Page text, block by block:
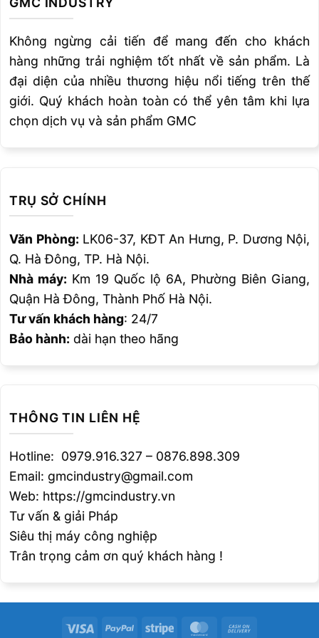
ý khi chọn máy hàn, nếu các bạn có vấn đề
cần tư vấn liên quan đến máy hàn,quý khách
vui lòng liên hệ với số hotline để được tư vấn.
+ Xem thêm: Robot hàn ống, hàn mặt bích, hàn
cửa van chuyên dụng|Cách lắp đặt máy hàn
que dễ dàng nhất
|
Đánh giá bài viết này
5/ 5 sao (15lượt đánh giá)
Không ngừng cải tiến để mang đến cho khách
hàng những trải nghiệm tốt nhất về sản phẩm. Là
đại diện của nhiều thương hiệu nổi tiếng trên thế
giới. Quý khách hoàn toàn có thể yên tâm khi lựa
chọn dịch vụ và sản phẩm GMC
TRỤ SỞ CHÍNH
Văn Phòng: LK06-37, KĐT An Hưng, P. Dương Nội,
Q. Hà Đông, TP. Hà Nội.
Nhà máy: Km 19 Quốc lộ 6A, Phường Biên Giang,
Quận Hà Đông, Thành Phố Hà Nội.
Tư vấn khách hàng: 24/7
Bảo hành: dài hạn theo hãng
THÔNG TIN LIÊN HỆ
Hotline: 0979.916.327 – 0876.898.309
Email: gmcindustry@gmail.com
Web: https://gmcindustry.vn
Tư vấn & giải Pháp
Siêu thị máy công nghiệp
Trân trọng cảm ơn quý khách hàng !
Visa PayPal Stripe MasterCard